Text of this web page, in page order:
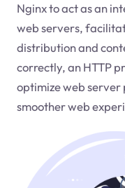
Nginx to act as an
web servers,
distribution and
correctly, an HTTP
optimize web
smoother web